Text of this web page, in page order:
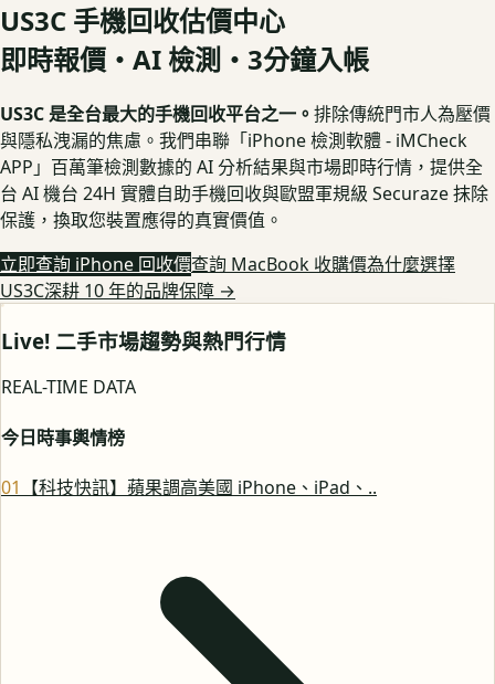
US3C 手機回收估價中心
即時報價・AI 檢測・3分鐘入帳
US3C 是全台最大的手機回收平台之一。 排除傳統門市人為壓價
與隱私洩漏的焦慮。我們串聯「iPhone 檢測軟體 - iMCheck
APP」百萬筆檢測數據的 AI 分析結果與市場即時行情，提供全
台 AI 機台 24H 實體自助手機回收與歐盟軍規級 Securaze 抹除
保護，換取您裝置應得的真實價值。
立即查詢 iPhone 回收價查詢 MacBook 收購價為什麼選擇
US3C深耕 10 年的品牌保障 →
Live! 二手市場趨勢與熱門行情
REAL-TIME DATA
今日時事輿情榜
01 【科技快訊】蘋果調高美國 iPhone、iPad、..